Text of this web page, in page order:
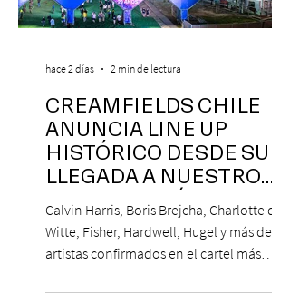
CREAMFIELDS CHILE
ANUNCIA LINE UP
HISTÓRICO DESDE SU
LLEGADA A NUESTRO
NUESTRO PAÍS
Calvin Harris, Boris Brejcha, Charlotte de
Witte, Fisher, Hardwell, Hugel y más de 85
artistas confirmados en el cartel más
Chile. 14 y 15 de noviembre de 2026, Club
hace 2 días 2 min de lectura